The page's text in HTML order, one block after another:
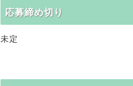
応募締め切り
未定